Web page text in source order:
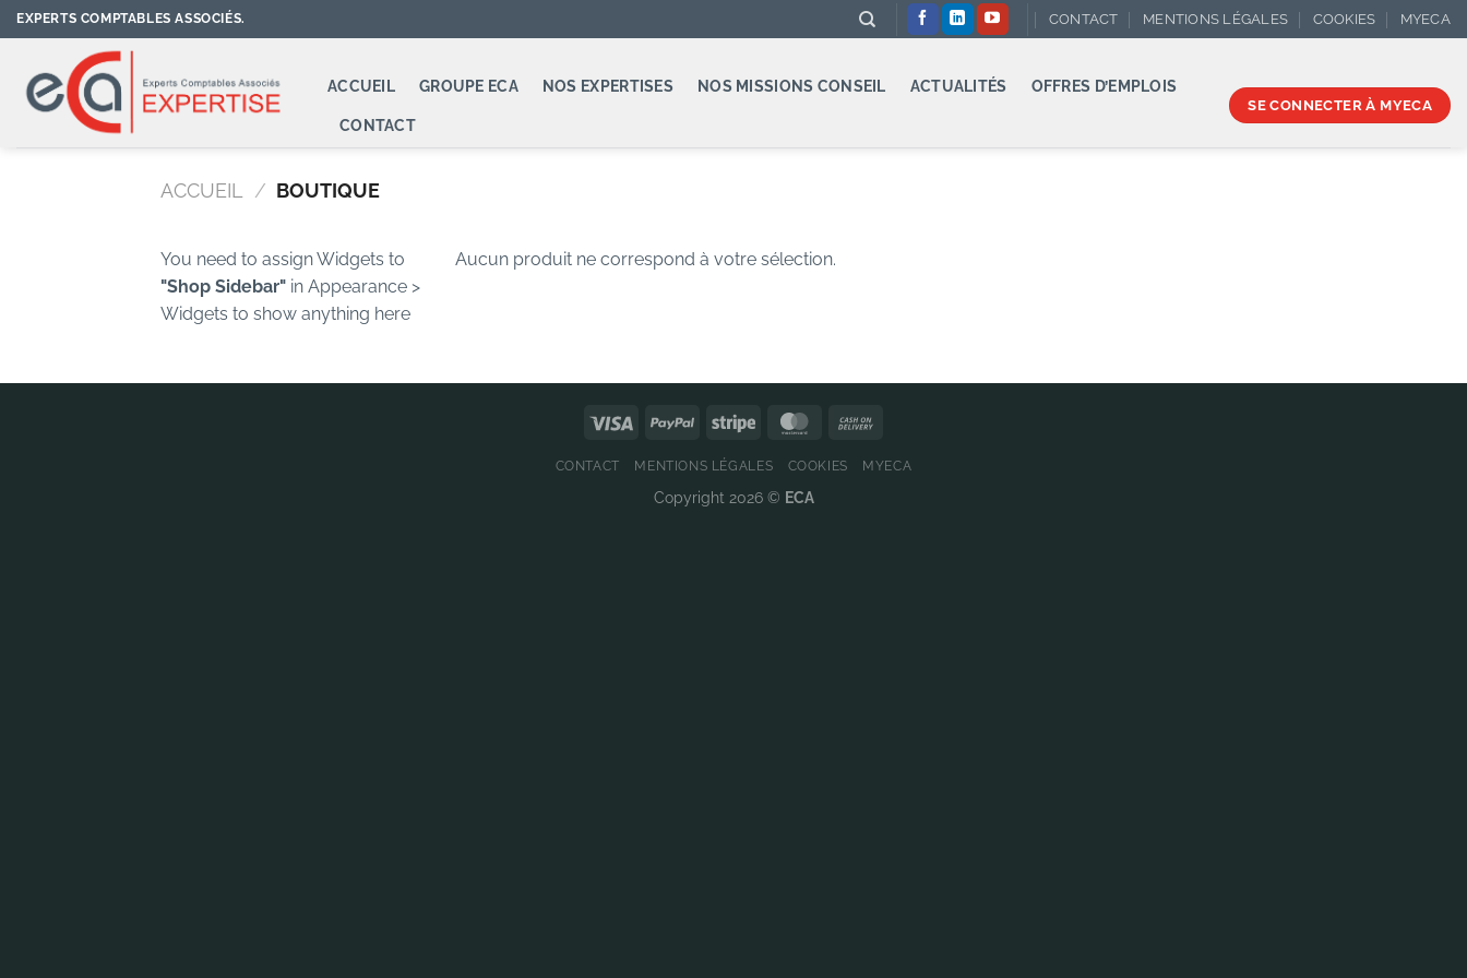
Passer
au
contenu
EXPERTS COMPTABLES ASSOCIÉS. CONTACT MENTIONS LÉGALES COOKIES MYECA
ACCUEIL GROUPE ECA NOS EXPERTISES NOS MISSIONS CONSEIL ACTUALITÉS OFFRES D’EMPLOIS
CONTACT
SE CONNECTER À MYECA
ACCUEIL / BOUTIQUE
You need to assign Widgets to
"Shop Sidebar" in Appearance >
Widgets to show anything here
Aucun produit ne correspond à votre sélection.
CONTACT MENTIONS LÉGALES COOKIES MYECA
Copyright 2026 © ECA